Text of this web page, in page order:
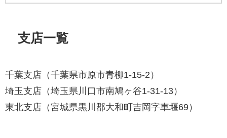
支店一覧
千葉支店（千葉県市原市青柳1-15-2）
埼玉支店（埼玉県川口市南鳩ヶ谷1-31-13）
東北支店（宮城県黒川郡大和町吉岡字車堰69）